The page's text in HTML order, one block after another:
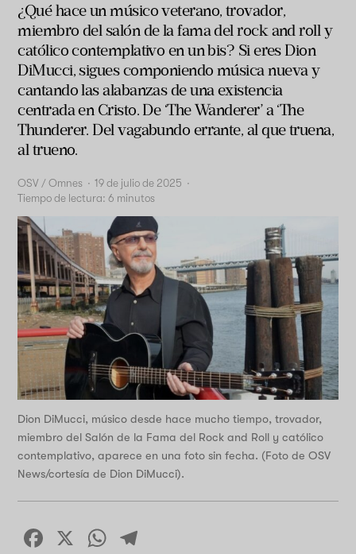
¿Qué hace un músico veterano, trovador,
miembro del salón de la fama del rock and roll y
católico contemplativo en un bis? Si eres Dion
DiMucci, sigues componiendo música nueva y
cantando las alabanzas de una existencia
centrada en Cristo. De ‘The Wanderer’ a ‘The
Thunderer. Del vagabundo errante, al que truena,
al trueno.
OSV / Omnes · 19 de julio de 2025 ·
Tiempo de lectura: 6 minutos
Dion DiMucci, músico desde hace mucho tiempo, trovador,
miembro del Salón de la Fama del Rock and Roll y católico
contemplativo, aparece en una foto sin fecha. (Foto de OSV
News/cortesía de Dion DiMucci).
Facebook
X WhatsApp